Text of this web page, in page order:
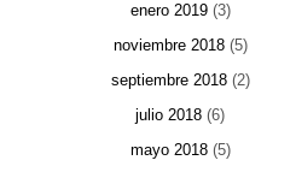
enero 2019(3)
noviembre 2018(5)
septiembre 2018(2)
julio 2018 (6)
mayo 2018(5)